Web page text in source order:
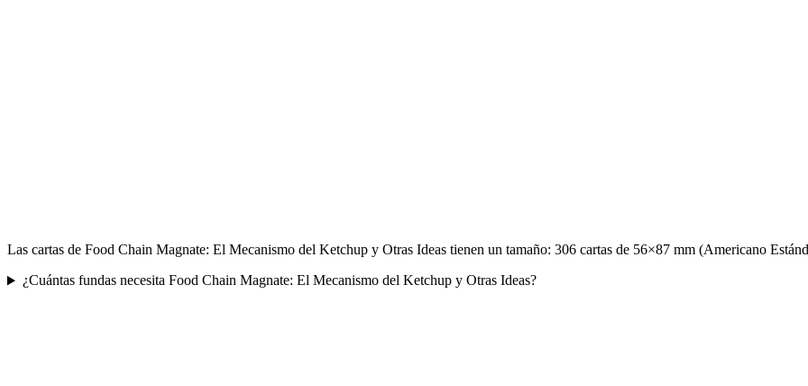
Las cartas de Food Chain Magnate: El Mecanismo del Ketchup y Otras Ideas tienen un tamaño: 306 cartas de 56×87 mm (Americano
¿Cuántas fundas necesita Food Chain Magnate: El Mecanismo del Ketchup y Otras Ideas?